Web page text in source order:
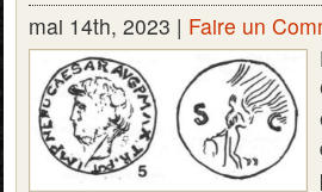
mai 14th, 2023 | Faire un